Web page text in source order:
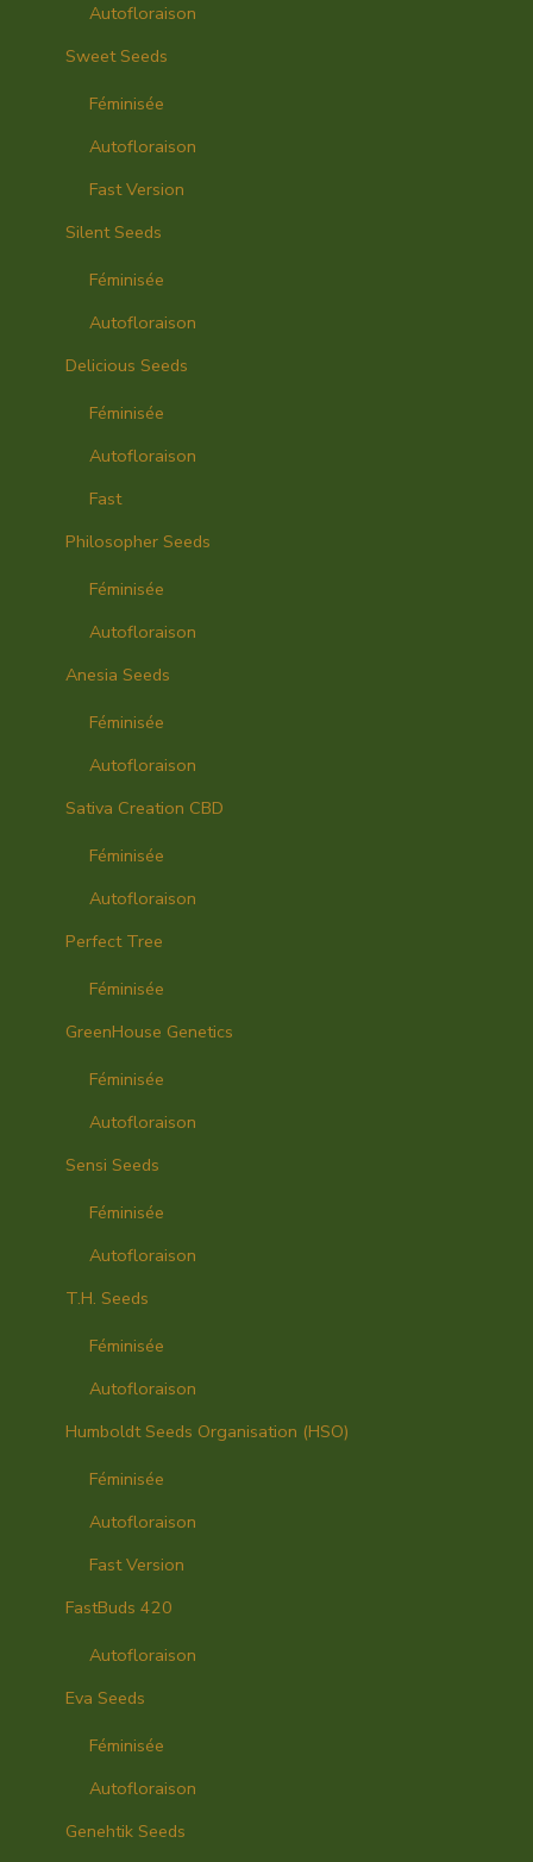
Autofloraison
Sweet Seeds
Féminisée
Autofloraison
Fast Version
Silent Seeds
Féminisée
Autofloraison
Delicious Seeds
Féminisée
Autofloraison
Fast
Philosopher Seeds
Féminisée
Autofloraison
Anesia Seeds
Féminisée
Autofloraison
Sativa Creation CBD
Féminisée
Autofloraison
Perfect Tree
Féminisée
GreenHouse Genetics
Féminisée
Autofloraison
Sensi Seeds
Féminisée
Autofloraison
T.H. Seeds
Féminisée
Autofloraison
Humboldt Seeds Organisation (HSO)
Féminisée
Autofloraison
Fast Version
FastBuds 420
Autofloraison
Eva Seeds
Féminisée
Autofloraison
Genehtik Seeds